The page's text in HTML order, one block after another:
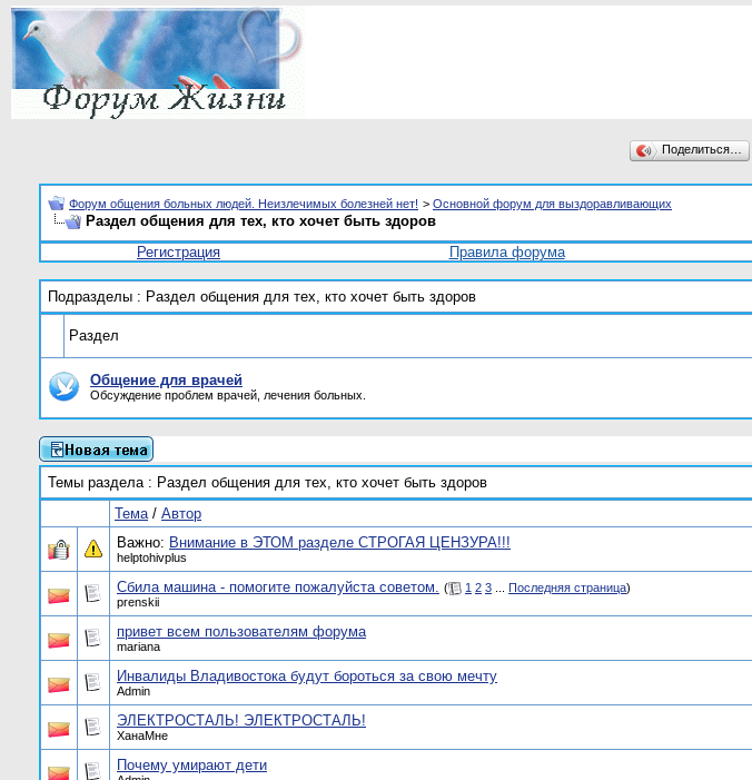
Поделиться…
Форум общения больных людей. Неизлечимых болезней нет! > Основной форум для выздоравливающих
Раздел общения для тех, кто хочет быть здоров
Регистрация Правила форума
Подразделы : Раздел общения для тех, кто хочет быть здоров
Раздел
Общение для врачей
Обсуждение проблем врачей, лечения больных.
Темы раздела: Раздел общения для тех, кто хочет быть здоров
Тема/ Автор
Важно: Внимание в ЭТОМ разделе СТРОГАЯ ЦЕНЗУРА!!!
helptohivplus
Сбила машина - помогите пожалуйста советом. ( 1 2 3 Последняя страница)
prenskii
привет всем пользователям форума
mariana
Инвалиды Владивостока будут бороться за свою мечту
Admin
ЭЛЕКТРОСТАЛЬ! ЭЛЕКТРОСТАЛЬ!
ХанаМне
Почему умирают дети